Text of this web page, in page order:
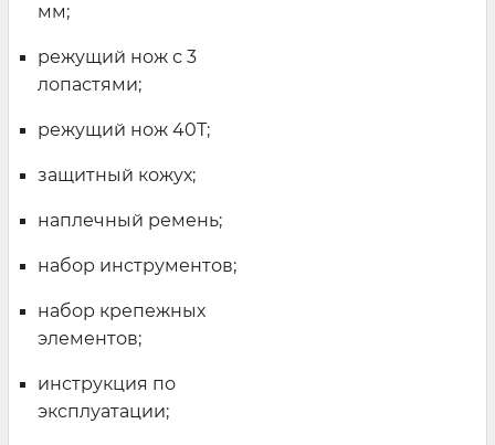
мм;
режущий нож с 3
лопастями;
режущий нож 40Т;
защитный кожух;
наплечный ремень;
набор инструментов;
набор крепежных
элементов;
инструкция по
эксплуатации;